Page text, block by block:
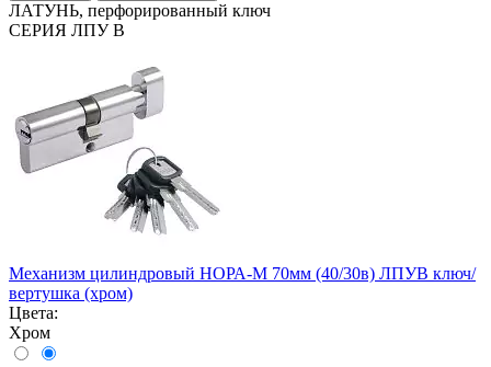
ЛАТУНЬ, перфорированный ключ
СЕРИЯ ЛПУ В
Механизм цилиндровый НОРА-М 70мм (40/30в) ЛПУВ ключ/
вертушка (хром)
Цвета:
Хром